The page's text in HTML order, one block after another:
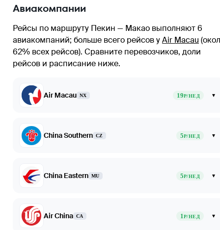
Авиакомпании
Рейсы по маршруту Пекин — Макао выполняют 6
авиакомпаний; больше всего рейсов уAir Macau
62% всех рейсов). Сравните перевозчиков, доли
рейсов и расписание ниже.
Air Macau NX 19Р/НЕД ▾
China Southern CZ 5Р/НЕД ▾
China Eastern MU 5Р/НЕД ▾
Air China CA 1Р/НЕД ▾